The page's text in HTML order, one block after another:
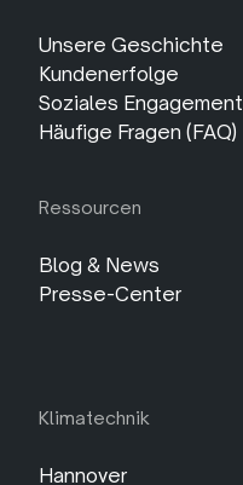
Unsere Geschichte
Kundenerfolge
Soziales Engagement
Häufige Fragen (FAQ)
Ressourcen
Blog & News
Presse-Center
Klimatechnik
Hannover